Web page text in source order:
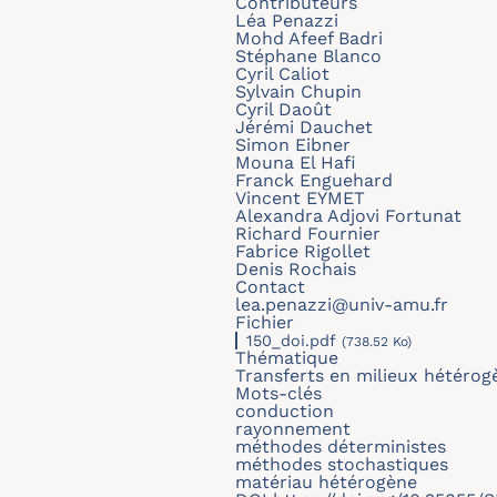
Léa Penazzi
Mohd Afeef Badri
Stéphane Blanco
Cyril Caliot
Sylvain Chupin
Cyril Daoût
Jérémi Dauchet
Simon Eibner
Mouna El Hafi
Franck Enguehard
Vincent EYMET
Alexandra Adjovi Fortunat
Richard Fournier
Fabrice Rigollet
Denis Rochais
Contact
lea.penazzi@univ-amu.fr
Fichier
150_doi.pdf (738.52 Ko)
Thématique
Transferts en milieux
Mots-clés
conduction
rayonnement
méthodes déterministes
méthodes stochastiques
matériau hétérogène